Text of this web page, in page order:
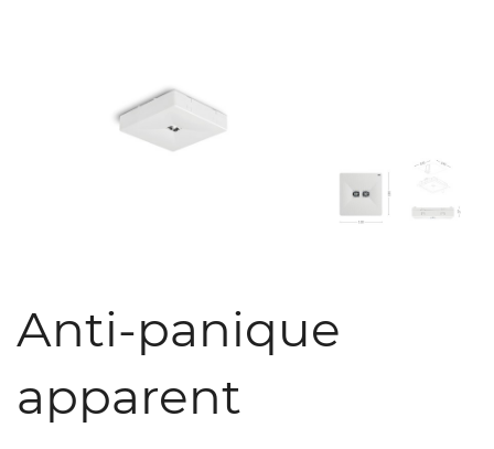
Anti-panique
apparent